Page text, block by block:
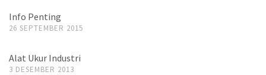
Info Penting
26 SEPTEMBER 2015
Alat Ukur Industri
3 DESEMBER 2013